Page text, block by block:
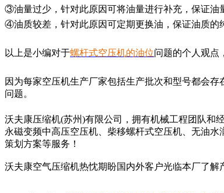
③油量过少，针对此原因可将油量进行补充，保证
④油质较差，针对此原因可定期更换油，保证油质的
以上是小编对于螺杆式空压机的油位问题的个人观点
因为每家空压机生产厂家包括生产批次和型号都会
问题。
沃夫康压缩机(苏州)有限公司，拥有机械工程团队和
永磁变频中高压空压机、柴移螺杆式空压机、无油
策划方案等服务！
沃夫康空气压缩机热忱期盼国内外客户光临本厂了解